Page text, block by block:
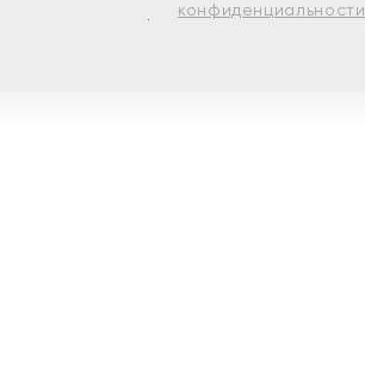
конфиденциальности